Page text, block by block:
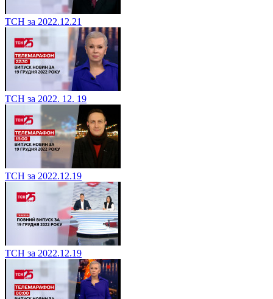
ТСН за 2022.12.21
ТСН за 2022. 12. 19
ТСН за 2022.12.19
ТСН за 2022.12.19